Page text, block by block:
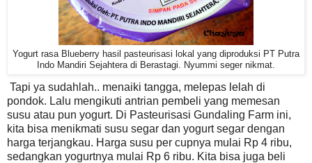
Yogurt rasa Blueberry hasil pasteurisasi lokal yang diproduksi PT Putra
Indo Mandiri Sejahtera di Berastagi. Nyummi seger nikmat.
Tapi ya sudahlah.. menaiki tangga, melepas lelah di
pondok. Lalu mengikuti antrian pembeli yang memesan
susu atau pun yogurt. Di Pasteurisasi Gundaling Farm ini,
kita bisa menikmati susu segar dan yogurt segar dengan
harga terjangkau. Harga susu per cupnya mulai Rp 4 ribu,
sedangkan yogurtnya mulai Rp 6 ribu. Kita bisa juga beli